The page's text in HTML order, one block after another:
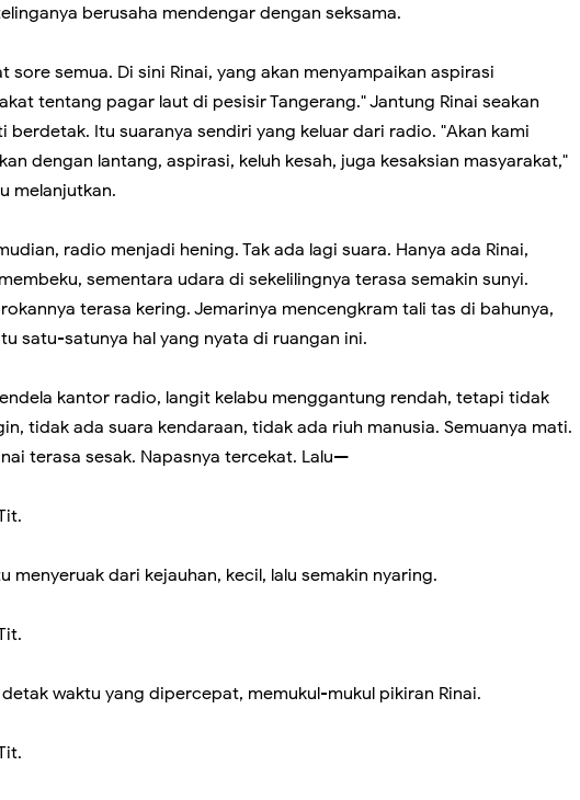
berusaha mendengar dengan seksama.
sore semua. Di sini Rinai, yang akan menyampaikan aspirasi
tentang pagar laut di pesisir Tangerang." Jantung Rinai seakan
berdetak. Itu suaranya sendiri yang keluar dari radio. "Akan kami
dengan lantang, aspirasi, keluh kesah, juga kesaksian masyarakat,"
melanjutkan.
radio menjadi hening. Tak ada lagi suara. Hanya ada Rinai,
sementara udara di sekelilingnya terasa semakin sunyi.
terasa kering. Jemarinya mencengkram tali tas di bahunya,
satu-satunya hal yang nyata di ruangan ini.
kantor radio, langit kelabu menggantung rendah, tetapi tidak
tidak ada suara kendaraan, tidak ada riuh manusia. Semuanya mati.
terasa sesak. Napasnya tercekat. Lalu—
menyeruak dari kejauhan, kecil, lalu semakin nyaring.
waktu yang dipercepat, memukul-mukul pikiran Rinai.